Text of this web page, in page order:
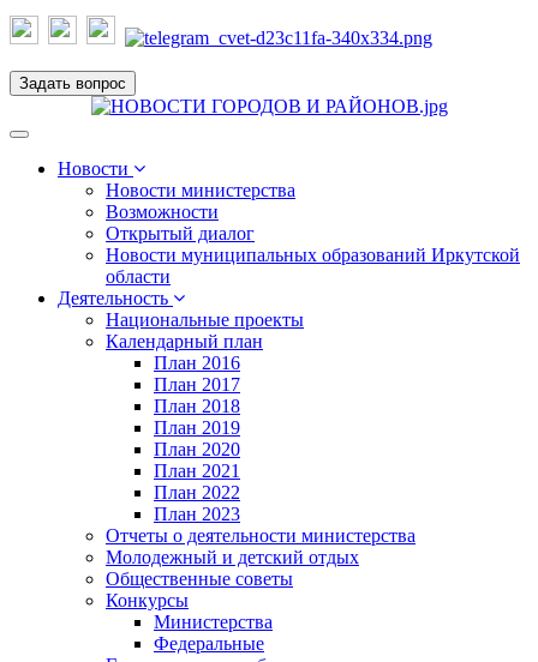
Задать вопрос
Toggle
navigationНовости
Новости министерства
Возможности
Открытый диалог
Новости муниципальных образований Иркутской
области
Деятельность
Национальные проекты
Календарный план
План 2016
План 2017
План 2018
План 2019
План 2020
План 2021
План 2022
План 2023
Отчеты о деятельности министерства
Молодежный и детский отдых
Общественные советы
Конкурсы
Министерства
Федеральные